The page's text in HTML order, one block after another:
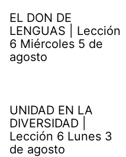
EL DON DE
LENGUAS | Lección
6 Miércoles 5 de
agosto
UNIDAD EN LA
DIVERSIDAD |
Lección 6 Lunes 3
de agosto